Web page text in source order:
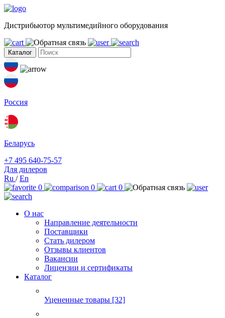
Дистрибьютор мультимедийного оборудования
Каталог
Россия
Беларусь
+7 495 640-75-57
Для дилеров
Ru /En
0
0 0
О нас
Направление деятельности
Поставщики
Стать дилером
Отзывы клиентов
Вакансии
Лицензии и сертификаты
Каталог
Уцененные товары [32]